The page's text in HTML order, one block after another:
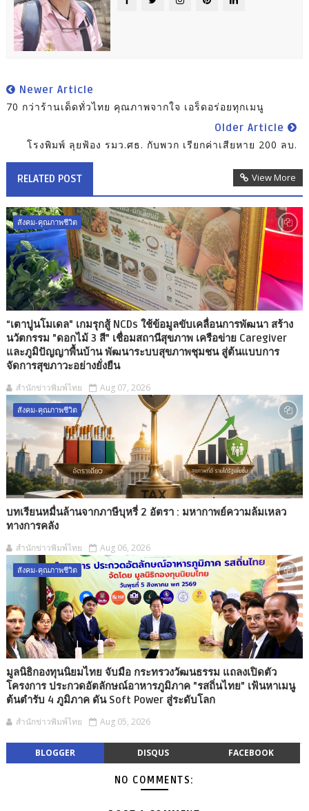
Newer Article
70 กว่าร้านเด็ดทั่วไทย คุณภาพจากใจ เอร็ดอร่อยทุกเมนู
Older Article
โรงพิมพ์ ลุยฟ้อง รมว.ศธ. กับพวก เรียกค่าเสียหาย 200 ลบ.
RELATED POST View More
สังคม-คุณภาพชีวิต
“เตาปูนโมเดล" เกมรุกสู้ NCDs ใช้ข้อมูลขับเคลื่อนการพัฒนา สร้าง
นวัตกรรม "ดอกไม้ 3 สี" เชื่อมสถานีสุขภาพ เครือข่าย Caregiver
และภูมิปัญญาพื้นบ้าน พัฒนาระบบสุขภาพชุมชน สู่ต้นแบบการ
จัดการสุขภาวะอย่างยั่งยืน
สำนักข่าวพิมพ์ไทย Aug 07, 2026
สังคม-คุณภาพชีวิต
บทเรียนหมื่นล้านจากภาษีบุหรี่ 2 อัตรา : มหากาพย์ความล้มเหลว
ทางการคลัง
สำนักข่าวพิมพ์ไทย Aug 06, 2026
สังคม-คุณภาพชีวิต
มูลนิธิกองทุนนิยมไทย จับมือ กระทรวงวัฒนธรรม แถลงเปิดตัว
โครงการ ประกวดอัตลักษณ์อาหารภูมิภาค "รสถิ่นไทย" เฟ้นหาเมนู
ต้นตำรับ 4 ภูมิภาค ดัน Soft Power สู่ระดับโลก
สำนักข่าวพิมพ์ไทย Aug 05, 2026
BLOGGER DISQUS FACEBOOK
NO COMMENTS: